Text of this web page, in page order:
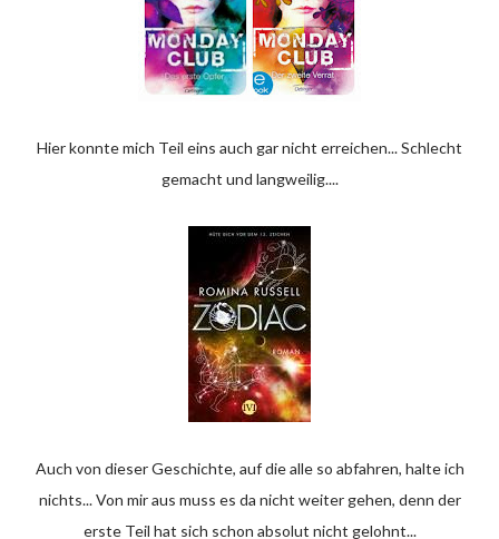
Hier konnte mich Teil eins auch gar nicht erreichen... Schlecht
gemacht und langweilig....
Auch von dieser Geschichte, auf die alle so abfahren, halte ich
nichts... Von mir aus muss es da nicht weiter gehen, denn der
erste Teil hat sich schon absolut nicht gelohnt...